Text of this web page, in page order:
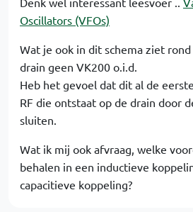
Oscillators (VFOs)
Wat je ook in dit schema ziet rond
drain geen VK200 o.i.d.
Heb het gevoel dat dit al de
RF die ontstaat op de drain door
sluiten.
Wat ik mij ook afvraag, welke
behalen in een inductieve
capacitieve koppeling?